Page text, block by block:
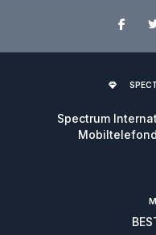
Spectrum